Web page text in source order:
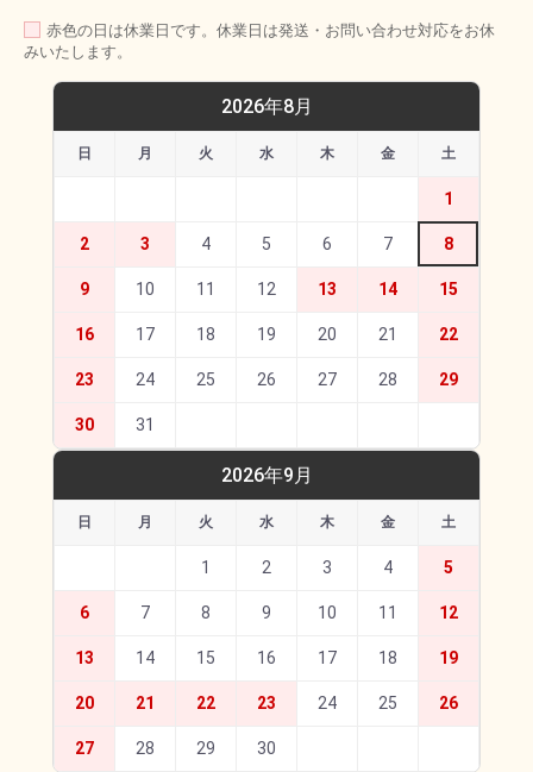
赤色の日は休業日です。休業日は発送・お問い合わせ対応をお休
みいたします。
2026年8月
日 月 火 水 木 金 土
1
2 3 4 5 6 7 8
9 10 11 12 13 14 15
16 17 18 19 20 21 22
23 24 25 26 27 28 29
30 31
2026年9月
日 月 火 水 木 金 土
1 2 3 4 5
6 7 8 9 10 11 12
13 14 15 16 17 18 19
20 21 22 23 24 25 26
27 28 29 30